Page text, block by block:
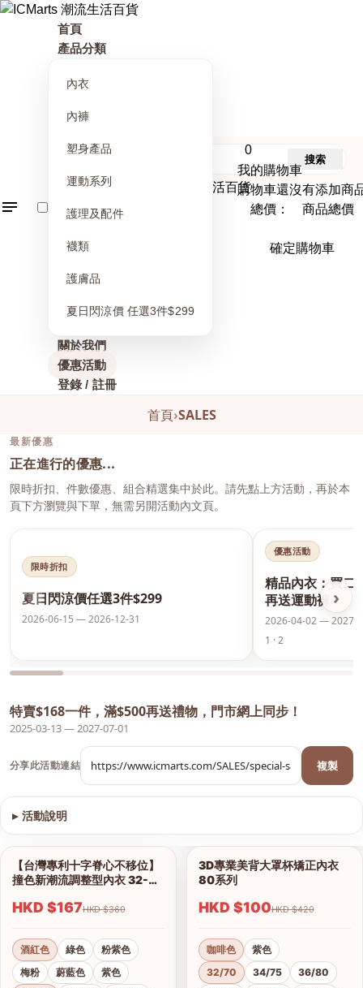
首頁
產品分類
內衣
內褲
塑身產品
運動系列
護理及配件
襪類
護膚品
夏日閃涼價 任選3件$299
關於我們
優惠活動
登錄 / 註冊
0
我的購物車
購物車還沒有添加商
總價： 商品總價
確定購物車
搜索
首頁›SALES
最新優惠
正在進行的優惠...
限時折扣、件數優惠、組合精選集中於此。請先點上方活動，再於本
頁下方瀏覽與下單，無需另開活動內文頁。
‹ ›
限時折扣
夏日閃涼價任選3件$299
2026-06-15 — 2026-12-31
優惠活動
精品內衣：買二
再送運動褲
2026-04-02 — 2027-
1 · 2
特賣$168一件，滿$500再送禮物，門市網上同步！
2025-03-13 — 2027-07-01
分享此活動連結 複製
▸ 活動說明
1/12
查看圖片
【台灣專利十字脊心不移位】
撞色新潮流調整型內衣 32-42
HKD $167 HKD $360
酒紅色 綠色
粉紫色
梅粉
蔚藍色
紫色
1/6
3D專業美背大罩杯矯正內衣
80系列
HKD $100 HKD $420
咖啡色
紫色
32/70
34/75
36/80